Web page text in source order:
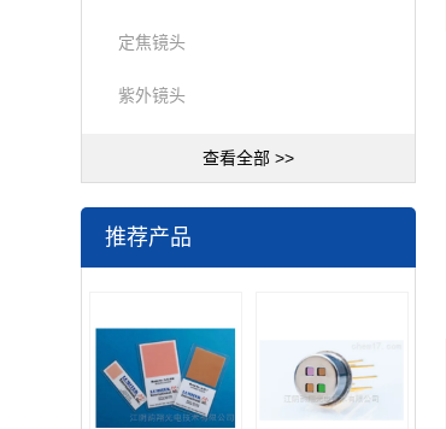
定焦镜头
紫外镜头
查看全部 >>
推荐产品